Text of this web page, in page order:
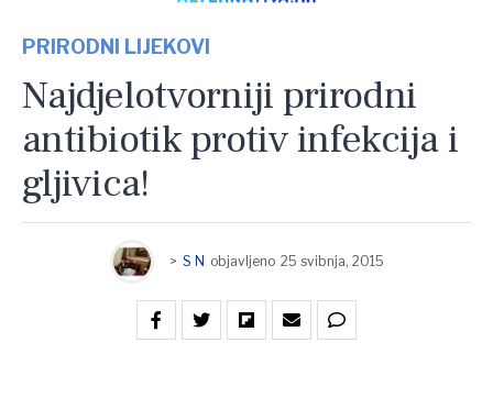
PRIRODNI LIJEKOVI
Najdjelotvorniji prirodni
antibiotik protiv infekcija i
gljivica!
> S N objavljeno 25 svibnja, 2015